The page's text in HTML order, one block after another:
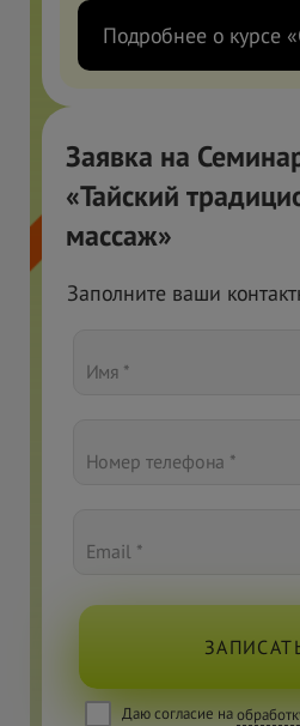
Подробнее о курсе
Заявка на
«Тайский
массаж»
Заполните ваши
Имя *
Номер телефона *
Email *
Даю согласие на